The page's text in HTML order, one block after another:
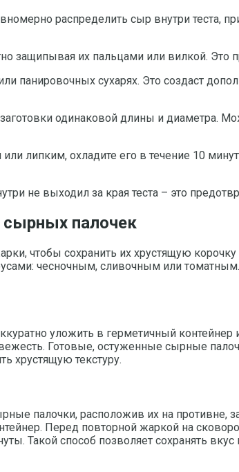
распределить сыр внутри
защипывая их пальцами или вилкой.
панировочных сухарях. Это создаст
одинаковой длины и диаметра.
липким, охладите его в течение 10
не выходил за края теста – это
сырных палочек
чтобы сохранить их хрустящую
чесночным, сливочным или
уложить в герметичный
Готовые, остуженные сырные
хрустящую текстуру.
палочки, расположив их на
Перед повторной жаркой на
Такой способ позволяет сохранять